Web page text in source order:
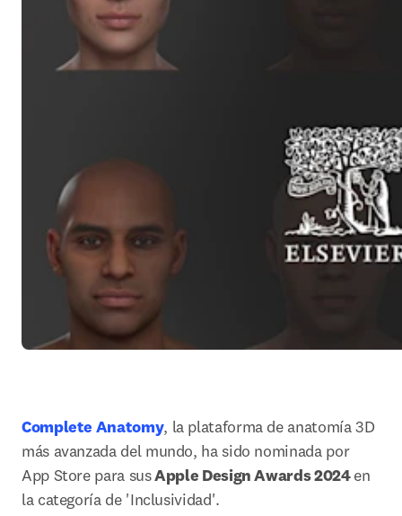
Complete Anatomy, la plataforma de anatomía 3D
más avanzada del mundo, ha sido nominada por
App Store para sus Apple Design Awards 2024 en
la categoría de 'Inclusividad'.